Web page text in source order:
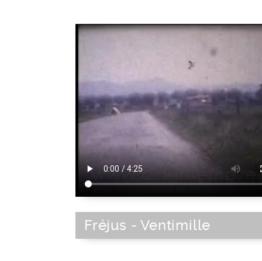
Fréjus - Ventimille